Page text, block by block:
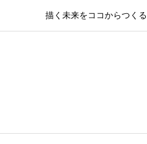
描く未来をココからつくる